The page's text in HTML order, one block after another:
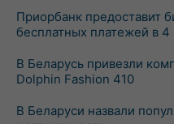
Приорбанк предоставит
бесплатных платежей в 4
В Беларусь привезли
Dolphin Fashion 410
В Беларуси назвали